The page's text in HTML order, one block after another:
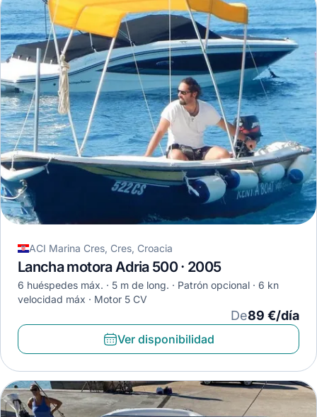
ACI Marina Cres, Cres, Croacia
Lancha motora Adria 500 · 2005
6 huéspedes máx. 5 m de long. Patrón opcional
6 kn
velocidad máx
Motor 5 CV
De89 €/día
Ver disponibilidad